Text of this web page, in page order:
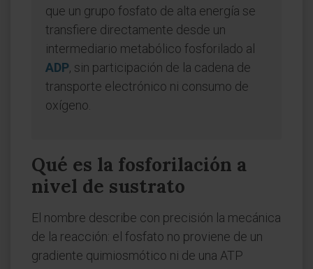
que un grupo fosfato de alta energía se
transfiere directamente desde un
intermediario metabólico fosforilado al
ADP, sin participación de la cadena de
transporte electrónico ni consumo de
oxígeno.
Qué es la fosforilación a
nivel de sustrato
El nombre describe con precisión la mecánica
de la reacción: el fosfato no proviene de un
gradiente quimiosmótico ni de una ATP